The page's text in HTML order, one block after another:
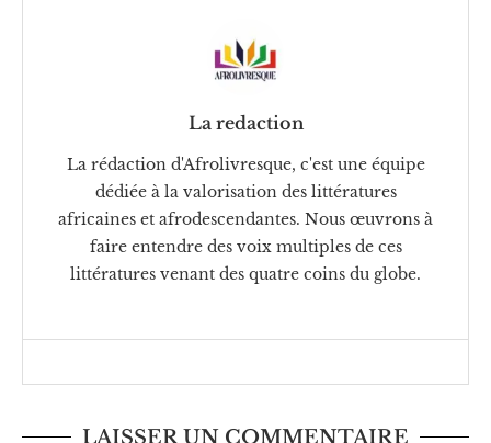
La redaction
La rédaction d'Afrolivresque, c'est une équipe
dédiée à la valorisation des littératures
africaines et afrodescendantes. Nous œuvrons à
faire entendre des voix multiples de ces
littératures venant des quatre coins du globe.
LAISSER UN COMMENTAIRE